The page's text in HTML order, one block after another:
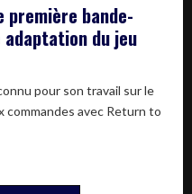
première bande-
adaptation du jeu
pour son travail sur le
commandes avec Return to